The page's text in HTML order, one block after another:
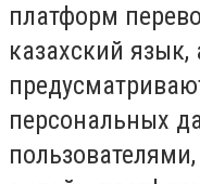
платформ
казахский язык,
персональных